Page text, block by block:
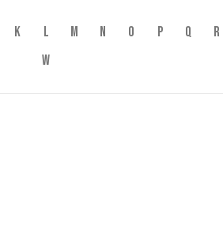
K L M N O P Q R
W